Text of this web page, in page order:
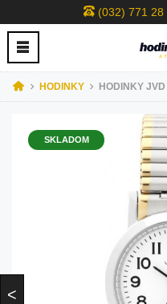
(032) 771 28
HODINKY HODINKY
SKLADOM